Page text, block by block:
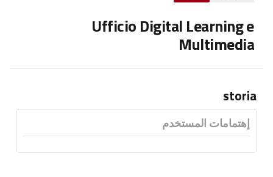
Ufficio Digital Learning e
Multimedia
storia
إهتمامات المستخدم